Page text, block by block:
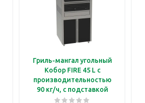
Гриль-мангал угольный
Кобор FIRE 45 L с
производительностью
90 кг/ч, с подставкой